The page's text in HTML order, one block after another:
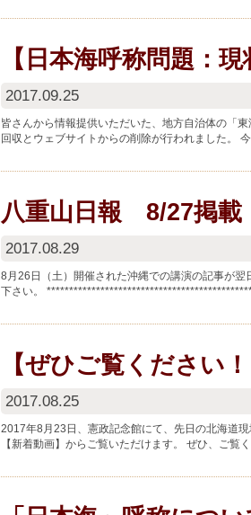
【日本海呼称問題：
2017.09.25
皆さんから情報提供いただいた、地方自治体の「
回収とウェブサイトからの削除が行われました。
八重山日報 8/27掲
2017.08.29
8月26日（土）開催された沖縄での講演の記事が
下さい。
【ぜひご覧ください
2017.08.25
2017年8月23日、憲政記念館にて、先日の北海道
【新着動画】からご覧いただけます。 ぜひ、ご覧